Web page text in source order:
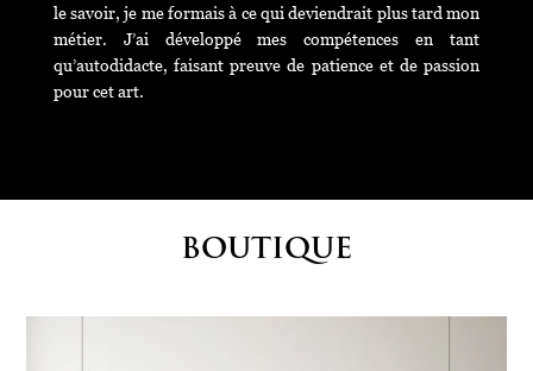
le savoir, je me formais à ce qui deviendrait plus tard mon
métier. J’ai développé mes compétences en tant
qu’autodidacte, faisant preuve de patience et de passion
pour cet art.
BOUTIQUE